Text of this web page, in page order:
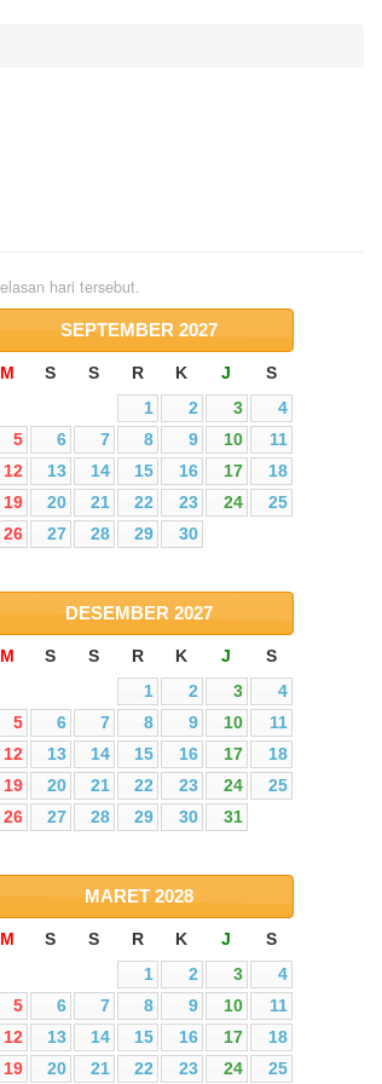
hari tersebut.
SEPTEMBER 2027
M S S R K J
S
1
2 3
4
5
6 7 8 9 10
11
12
13 14 15 16 17
18
19
20 21 22 23 24
25
26
27 28 29 30
DESEMBER 2027
M S S R K J
S
1
2 3
4
5
6 7 8 9 10
11
12
13 14 15 16 17
18
19
20 21 22 23 24
25
26
27 28 29 30 31
MARET 2028
M S S R K J
S
1
2 3
4
5
6 7 8 9 10
11
12
13 14 15 16 17
18
19
20 21 22 23 24 25